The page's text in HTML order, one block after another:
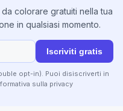
colorare gratuiti nella tua
in qualsiasi momento.
Iscriviti gratis
opt-in). Puoi disiscriverti in
sulla privacy